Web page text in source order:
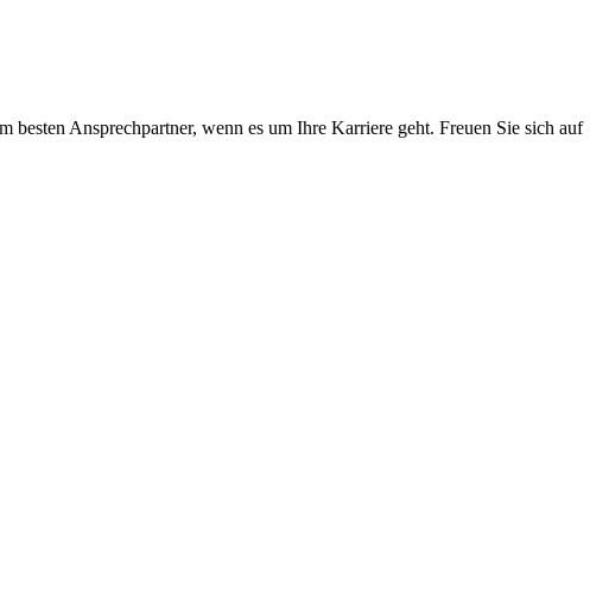
Ansprechpartner, wenn es um Ihre Karriere geht. Freuen Sie sich auf